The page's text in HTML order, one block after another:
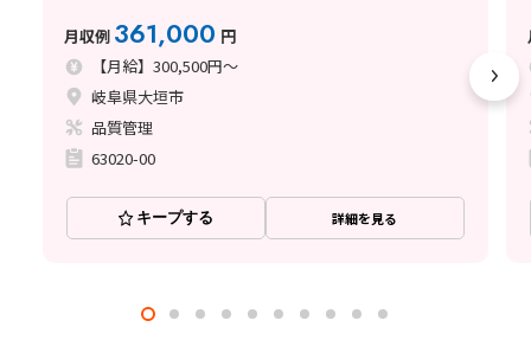
月収例 361,000 円
【月給】300,500円～
岐阜県大垣市
品質管理
63020-00
キープする 詳細を見る